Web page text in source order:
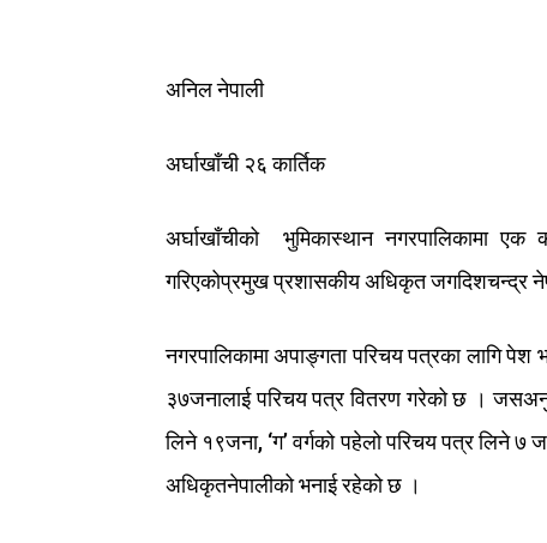
अनिलनेपाली
अर्घाखाँची २६ कार्तिक
अर्घाखाँचीको भुमिकास्थान नगरपालिकामा एक
गरिएकोप्रमुखप्रशासकीयअधिकृतजगदिशचन्द्र
नगरपालिकामा अपाङ्गता परिचय पत्रका लागि पेश
३७जनालाई परिचय पत्र वितरण गरेको छ ।
लिने १९जना, ‘ग’वर्गकोपहेलोपरिचयपत्रलिने७
अधिकृतनेपालीकोभनाईरहेकोछ ।